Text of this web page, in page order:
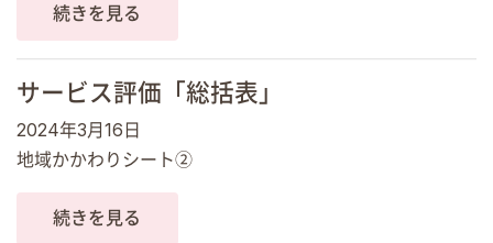
続きを見る
サービス評価「総括表」
2024年3月16日
地域かかわりシート②
続きを見る